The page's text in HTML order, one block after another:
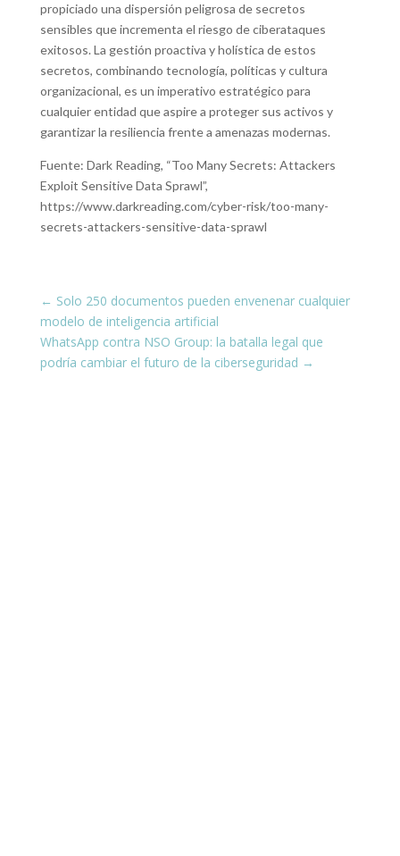
propiciado una dispersión peligrosa de secretos
sensibles que incrementa el riesgo de ciberataques
exitosos. La gestión proactiva y holística de estos
secretos, combinando tecnología, políticas y cultura
organizacional, es un imperativo estratégico para
cualquier entidad que aspire a proteger sus activos y
garantizar la resiliencia frente a amenazas modernas.
Fuente: Dark Reading, “Too Many Secrets: Attackers
Exploit Sensitive Data Sprawl”,
https://www.darkreading.com/cyber-risk/too-many-
secrets-attackers-sensitive-data-sprawl
← Solo 250 documentos pueden envenenar cualquier
modelo de inteligencia artificial
WhatsApp contra NSO Group: la batalla legal que
podría cambiar el futuro de la ciberseguridad →